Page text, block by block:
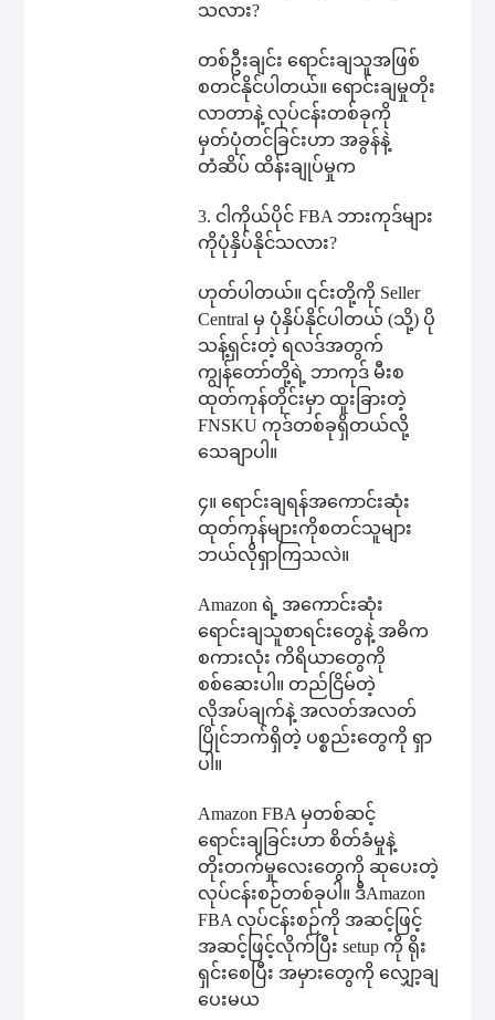
သလား?
တစ်ဦးချင်း ရောင်းချသူအဖြစ်
စတင်နိုင်ပါတယ်။ ရောင်းချမှုတိုး
လာတာနဲ့ လုပ်ငန်းတစ်ခုကို
မှတ်ပုံတင်ခြင်းဟာ အခွန်နဲ့
တံဆိပ် ထိန်းချုပ်မှုက
3. ငါကိုယ်ပိုင် FBA ဘားကုဒ်များ
ကိုပုံနှိပ်နိုင်သလား?
ဟုတ်ပါတယ်။ ၎င်းတို့ကို Seller
Central မှ ပုံနှိပ်နိုင်ပါတယ် (သို့) ပို
သန့်ရှင်းတဲ့ ရလဒ်အတွက်
ကျွန်တော်တို့ရဲ့ ဘာကုဒ် မီးစ
ထုတ်ကုန်တိုင်းမှာ ထူးခြားတဲ့
FNSKU ကုဒ်တစ်ခုရှိတယ်လို့
သေချာပါ။
၄။ ရောင်းချရန်အကောင်းဆုံး
ထုတ်ကုန်များကိုစတင်သူများ
ဘယ်လိုရှာကြသလဲ။
Amazon ရဲ့ အကောင်းဆုံး
ရောင်းချသူစာရင်းတွေနဲ့ အဓိက
စကားလုံး ကိရိယာတွေကို
စစ်ဆေးပါ။ တည်ငြိမ်တဲ့
လိုအပ်ချက်နဲ့ အလတ်အလတ်
ပြိုင်ဘက်ရှိတဲ့ ပစ္စည်းတွေကို ရှာ
ပါ။
Amazon FBA မှတစ်ဆင့်
ရောင်းချခြင်းဟာ စိတ်ခံမှုနဲ့
တိုးတက်မှုလေးတွေကို ဆုပေးတဲ့
လုပ်ငန်းစဉ်တစ်ခုပါ။ ဒီAmazon
FBA လုပ်ငန်းစဉ်ကို အဆင့်ဖြင့်
အဆင့်ဖြင့်လိုက်ပြီး setup ကို ရိုး
ရှင်းစေပြီး အမှားတွေကို လျှော့ချ
ပေးမယ